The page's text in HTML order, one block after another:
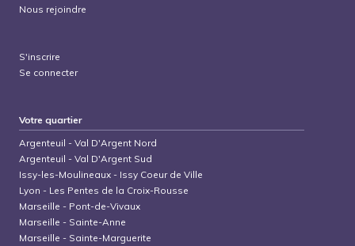
Nous rejoindre
S'inscrire
Se connecter
Votre quartier
Argenteuil -Val D'Argent Nord
Argenteuil -Val D'Argent Sud
Issy-les-Moulineaux - Issy Coeur de Ville
Lyon - Les Pentes de la Croix-Rousse
Marseille - Pont-de-Vivaux
Marseille - Sainte-Anne
Marseille - Sainte-Marguerite